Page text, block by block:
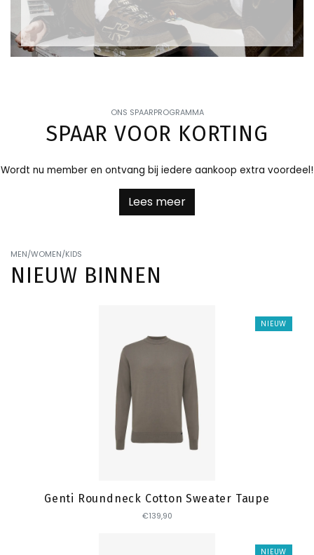
ONS SPAARPROGRAMMA
SPAAR VOOR KORTING
Wordt nu member en ontvang bij iedere aankoop extra voordeel!
Lees meer
MEN/WOMEN/KIDS
NIEUW BINNEN
NIEUW
Genti Roundneck Cotton Sweater Taupe
€139,90
NIEUW